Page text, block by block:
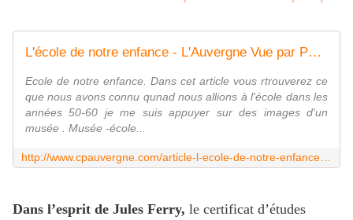
L'école de notre enfance - L'Auvergne Vue par Papou Poustache
Ecole de notre enfance. Dans cet article vous rtrouverez ce
que nous avons connu qunad nous allions à l'école dans les
années 50-60 je me suis appuyer sur des images d'un
musée . Musée -école...
Dans l’esprit de Jules Ferry, le certificat d’études